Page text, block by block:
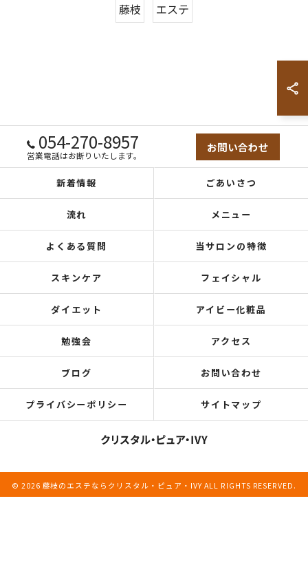
藤枝 エステ
054-270-8957
営業電話はお断りいたします。
お問い合わせ
新着情報 ごあいさつ
流れ メニュー
よくある質問 当サロンの特徴
スキンケア フェイシャル
ダイエット アイビー化粧品
勉強会 アクセス
ブログ お問い合わせ
プライバシーポリシー サイトマップ
© 2026 藤枝のエステならクリスタル・ピュア・IVY ALL RIGHTS RESERVED.